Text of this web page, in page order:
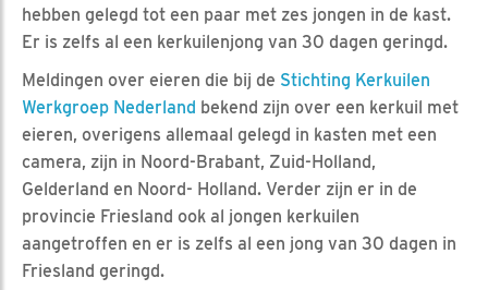
hebben gelegd tot een paar met zes jongen in de kast.
Er is zelfs al een kerkuilenjong van 30 dagen geringd.
Meldingen over eieren die bij de Stichting Kerkuilen
Werkgroep Nederland bekend zijn over een kerkuil met
eieren, overigens allemaal gelegd in kasten met een
camera, zijn in Noord-Brabant, Zuid-Holland,
Gelderland en Noord- Holland. Verder zijn er in de
provincie Friesland ook al jongen kerkuilen
aangetroffen en er is zelfs al een jong van 30 dagen in
Friesland geringd.